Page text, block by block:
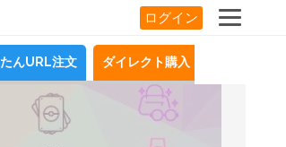
ログイン
んURL注文 ダイレクト購入